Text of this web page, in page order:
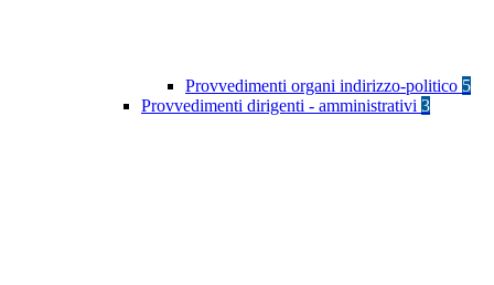
Provvedimenti organi indirizzo-politico 5
Provvedimenti dirigenti - amministrativi 3